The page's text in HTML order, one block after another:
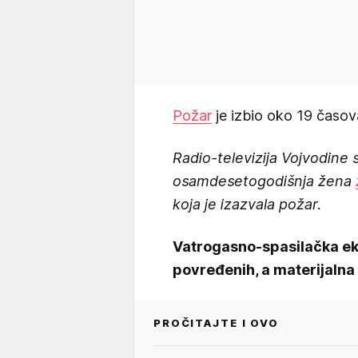
Požar je izbio oko 19
Radio-televizija Vojvodine
osamdesetogodišnja žena
koja je izazvala požar.
Vatrogasno-spasilačka
povređenih, a
PROČITAJTE I OVO